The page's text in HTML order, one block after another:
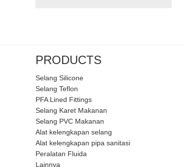
PRODUCTS
Selang Silicone
Selang Teflon
PFA Lined Fittings
Selang Karet Makanan
Selang PVC Makanan
Alat kelengkapan selang
Alat kelengkapan pipa sanitasi
Peralatan Fluida
Lainnya